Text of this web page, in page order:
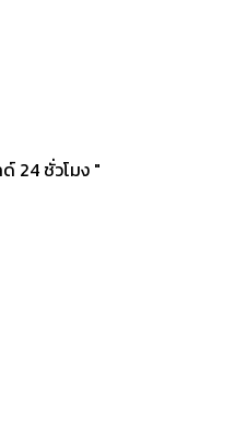
24 ชั่วโมง "